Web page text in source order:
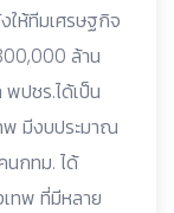
ให้ทีมเศรษฐกิจ
ล้าน
พปชร.ได้เป็น
พ มีงบประมาณ
นกทม. ได้
ทพ ที่มีหลาย